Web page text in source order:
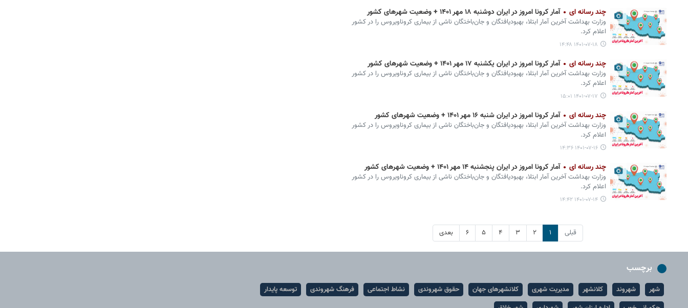
چند رسانه ای آمار کرونا امروز در ایران دوشنبه ۱۸ مهر ۱۴۰۱ + وضعیت شهرهای کشور
وزارت بهداشت آخرین آمار ابتلا، بهبودیافتگان و جان‌باختگان ناشی از بیماری کروناویروس را در کشور
اعلام کرد.
۱۴۰۱-۰۷-۱۸ ۱۴:۴۸
چند رسانه ای آمار کرونا امروز در ایران یکشنبه ۱۷ مهر ۱۴۰۱ + وضعیت شهرهای کشور
وزارت بهداشت آخرین آمار ابتلا، بهبودیافتگان و جان‌باختگان ناشی از بیماری کروناویروس را در کشور
اعلام کرد.
۱۴۰۱-۰۷-۱۷ ۱۵:۰۱
چند رسانه ای آمار کرونا امروز در ایران شنبه ۱۶ مهر ۱۴۰۱ + وضعیت شهرهای کشور
وزارت بهداشت آخرین آمار ابتلا، بهبودیافتگان و جان‌باختگان ناشی از بیماری کروناویروس را در کشور
اعلام کرد.
۱۴۰۱-۰۷-۱۶ ۱۴:۳۶
چند رسانه ای آمار کرونا امروز در ایران پنجشنبه ۱۴ مهر ۱۴۰۱ + وضعیت شهرهای کشور
وزارت بهداشت آخرین آمار ابتلا، بهبودیافتگان و جان‌باختگان ناشی از بیماری کروناویروس را در کشور
اعلام کرد.
۱۴۰۱-۰۷-۱۴ ۱۴:۴۲
قبلی ۱ ۲ ۳ ۴ ۵ ۶ بعدی
برچسب
شهر شهروند کلانشهر مدیریت شهری کلانشهرهای جهان حقوق شهروندی نشاط اجتماعی فرهنگ شهروندی
توسعه پایدار